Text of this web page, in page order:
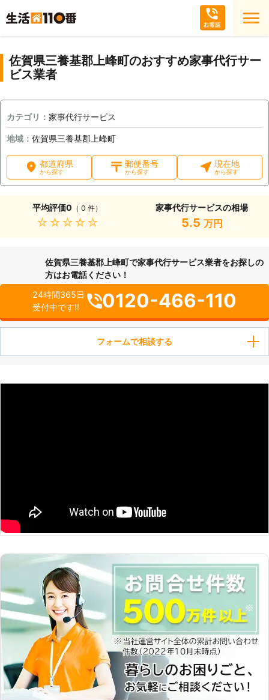
佐賀県三養基郡上峰町のおすすめ家事代行サー
ビス業者
カテゴリ： 家事代行サービス
地域： 佐賀県三養基郡上峰町
都道府県
から探す
郵便番号
から探す
現在地
から探す
平均評価0 （ 0 件）
★★★★★
家事代行サービスの相場
5.5 万円
佐賀県三養基郡上峰町で家事代行サービス業者をお探しの
方はお電話ください！
24時間365日
受付中です!!
0120-466-110
フォームで相談する